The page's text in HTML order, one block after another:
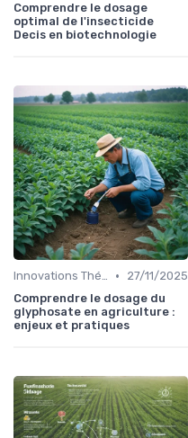
Comprendre le dosage
optimal de l'insecticide
Decis en biotechnologie
Innovations Thérapeutiques •
27/11/2025
Comprendre le dosage du
glyphosate en agriculture :
enjeux et pratiques